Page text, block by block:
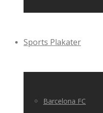
Sports Plakater
Barcelona FC